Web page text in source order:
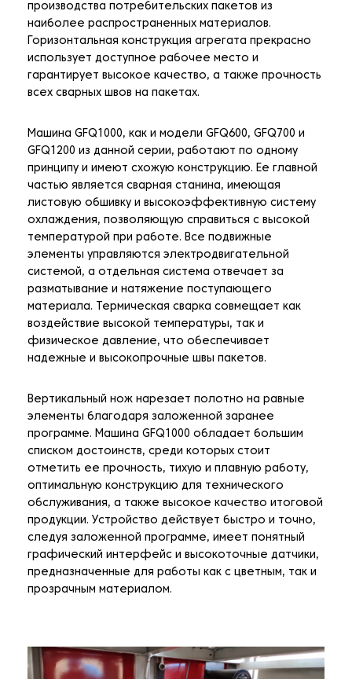
производства потребительских пакетов из
наиболее распространенных материалов.
Горизонтальная конструкция агрегата прекрасно
использует доступное рабочее место и
гарантирует высокое качество, а также прочность
всех сварных швов на пакетах.
Машина GFQ1000, как и модели GFQ600, GFQ700 и
GFQ1200 из данной серии, работают по одному
принципу и имеют схожую конструкцию. Ее главной
частью является сварная станина, имеющая
листовую обшивку и высокоэффективную систему
охлаждения, позволяющую справиться с высокой
температурой при работе. Все подвижные
элементы управляются электродвигательной
системой, а отдельная система отвечает за
разматывание и натяжение поступающего
материала. Термическая сварка совмещает как
воздействие высокой температуры, так и
физическое давление, что обеспечивает
надежные и высокопрочные швы пакетов.
Вертикальный нож нарезает полотно на равные
элементы благодаря заложенной заранее
программе. Машина GFQ1000 обладает большим
списком достоинств, среди которых стоит
отметить ее прочность, тихую и плавную работу,
оптимальную конструкцию для технического
обслуживания, а также высокое качество итоговой
продукции. Устройство действует быстро и точно,
следуя заложенной программе, имеет понятный
графический интерфейс и высокоточные датчики,
предназначенные для работы как с цветным, так и
прозрачным материалом.